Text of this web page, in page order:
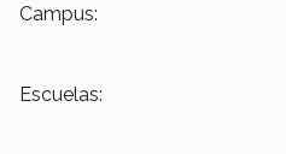
Campus:
Escuelas: